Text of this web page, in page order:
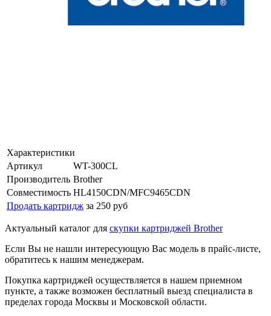
Характеристики
Артикул
WT-300CL
Производитель Brother
Совместимость HL4150CDN/MFC9465CDN
Продать картридж за 250 руб
Актуальный каталог для скупки картриджей Brother
Если Вы не нашли интересующую Вас модель в прайс-листе,
обратитесь к нашим менеджерам.
Покупка картриджей осуществляется в нашем приемном
пункте, а также возможен бесплатный выезд специалиста в
пределах города Москвы и Московской области.